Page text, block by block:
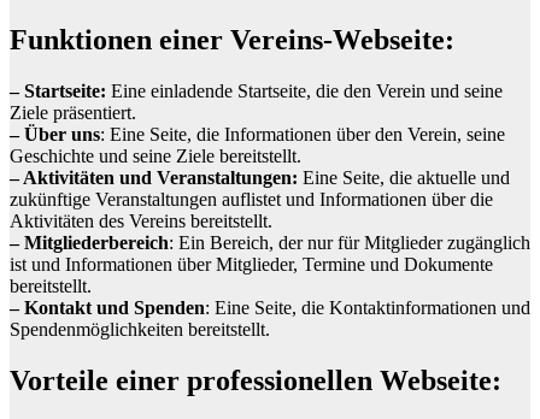
Funktionen einer Vereins-Webseite:
– Startseite: Eine einladende Startseite, die den Verein und seine
Ziele präsentiert.
– Über uns: Eine Seite, die Informationen über den Verein, seine
Geschichte und seine Ziele bereitstellt.
– Aktivitäten und Veranstaltungen: Eine Seite, die aktuelle und
zukünftige Veranstaltungen auflistet und Informationen über die
Aktivitäten des Vereins bereitstellt.
– Mitgliederbereich: Ein Bereich, der nur für Mitglieder zugänglich
ist und Informationen über Mitglieder, Termine und Dokumente
bereitstellt.
– Kontakt und Spenden: Eine Seite, die Kontaktinformationen und
Spendenmöglichkeiten bereitstellt.
Vorteile einer professionellen Webseite: